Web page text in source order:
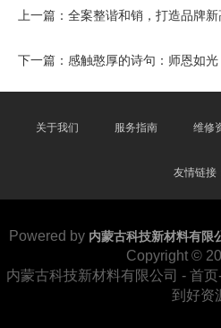
上一篇： 全案整谐和销，打造品牌新
下一篇： 感触憨厚的诗句：师恩如
关于我们 服务指南 维修
友情链接
Powered by 内蒙古科技新材料有限
Copyright ©
内蒙古科技新材料有限公司 - 首
到好资